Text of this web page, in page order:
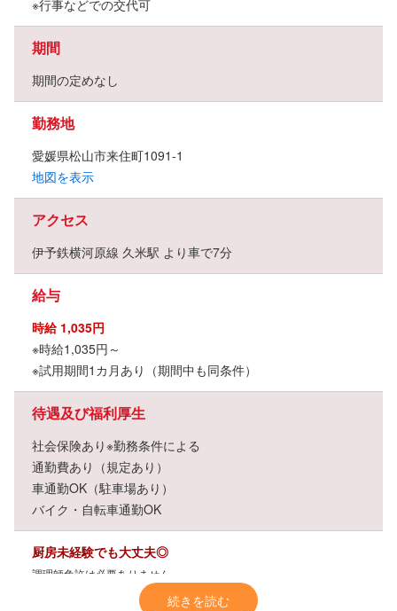
※行事などでの交代可
期間
期間の定めなし
勤務地
愛媛県松山市来住町1091-1
地図を表示
アクセス
伊予鉄横河原線 久米駅 より車で7分
給与
時給 1,035円
※時給1,035円～
※試用期間1カ月あり（期間中も同条件）
待遇及び福利厚生
社会保険あり※勤務条件による
通勤費あり（規定あり）
車通勤OK（駐車場あり）
バイク・自転車通勤OK
厨房未経験でも大丈夫◎
調理師免許は必要ありません。
でサポートし合い、スムーズに作業
続きを読む